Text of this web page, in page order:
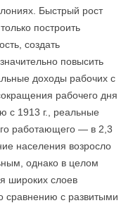
Быстрый рост
построить
создать
повысить
доходы рабочих с
рабочего дня
с 1913 г., реальные
работающего — в 2,3
населения возросло
однако в целом
широких слоев
сравнению с развитыми